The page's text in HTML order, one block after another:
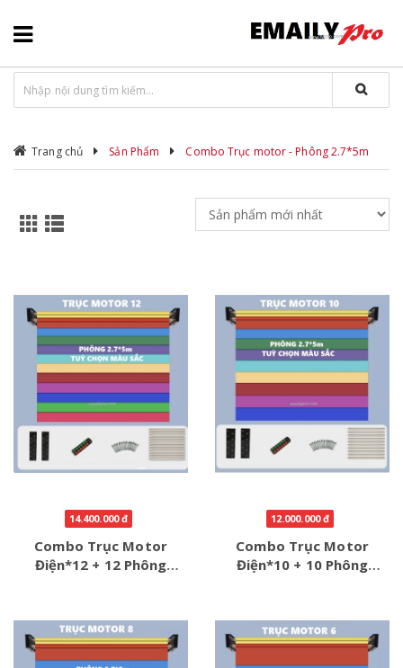
Trang chủ Sản Phẩm Combo Trục motor - Phông 2.7*5m
14.400.000 đ
Combo Trục Motor
Điện*12 + 12 Phông
12.000.000 đ
Combo Trục Motor
Điện*10 + 10 Phông